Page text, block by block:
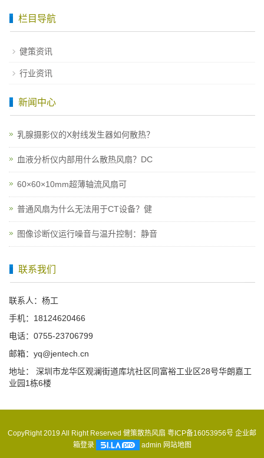
栏目导航
健策资讯
行业资讯
新闻中心
乳腺摄影仪的X射线发生器如何散热？
血液分析仪内部用什么散热风扇？DC
60×60×10mm超薄轴流风扇可
普通风扇为什么无法用于CT设备？健
图像诊断仪运行噪音与温升控制：静音
联系我们
联系人：杨工
手机：18124620466
电话：0755-23706799
邮箱：yq@jentech.cn
地址： 深圳市龙华区观澜街道库坑社区同富裕工业区28号华朗嘉工
业园1栋6楼
CopyRight 2019 All Right Reserved 健策散热风扇 粤ICP备16053956号 企业邮
箱登录
admin 网站地图